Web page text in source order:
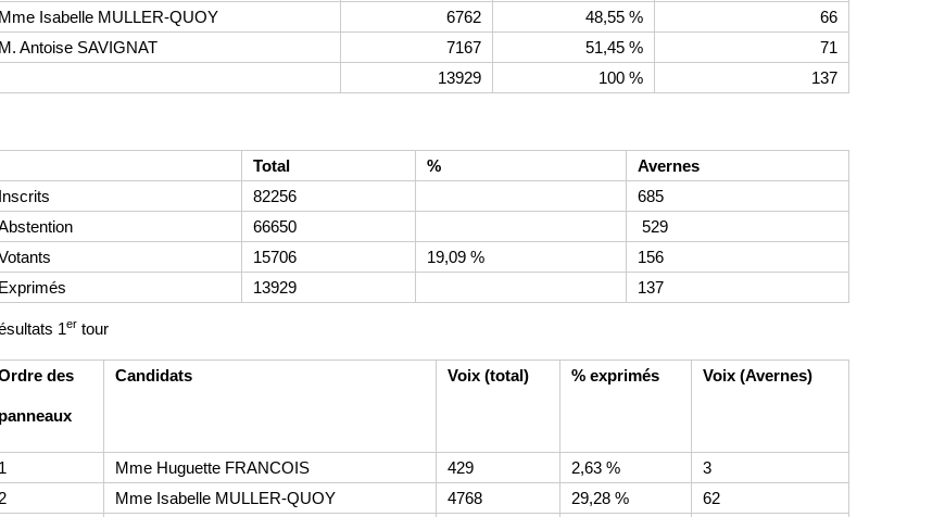
Mme Isabelle MULLER-QUOY
6762 48,55 %
66
M. Antoise SAVIGNAT
7167 51,45 %
71
13929
100 % 137
Total %
Avernes
Inscrits
82256
685
66650
529
15706 19,09 %
156
Exprimés
13929 137
1er tour
des
panneaux
Candidats Voix (total) % exprimés Voix (Avernes)
1 Mme Huguette FRANCOIS 429 2,63 %
3
2
Mme Isabelle MULLER-QUOY 4768 29,28 %
62